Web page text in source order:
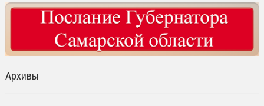
Архивы